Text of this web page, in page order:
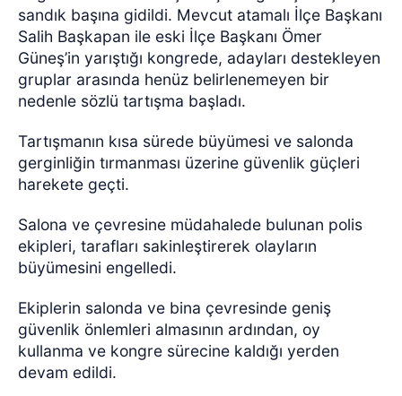
sandık başına gidildi. Mevcut atamalı İlçe Başkanı
Salih Başkapan ile eski İlçe Başkanı Ömer
Güneş’in yarıştığı kongrede, adayları destekleyen
gruplar arasında henüz belirlenemeyen bir
nedenle sözlü tartışma başladı.
Tartışmanın kısa sürede büyümesi ve salonda
gerginliğin tırmanması üzerine güvenlik güçleri
harekete geçti.
Salona ve çevresine müdahalede bulunan polis
ekipleri, tarafları sakinleştirerek olayların
büyümesini engelledi.
Ekiplerin salonda ve bina çevresinde geniş
güvenlik önlemleri almasının ardından, oy
kullanma ve kongre sürecine kaldığı yerden
devam edildi.